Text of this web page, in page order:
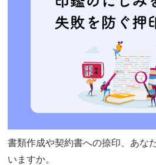
書類作成や契約書への捺印、あな
いますか。